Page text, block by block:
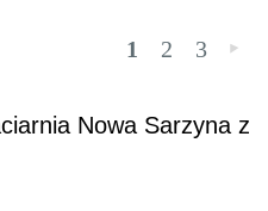
1 2 3 »
Nowa Sarzyna z